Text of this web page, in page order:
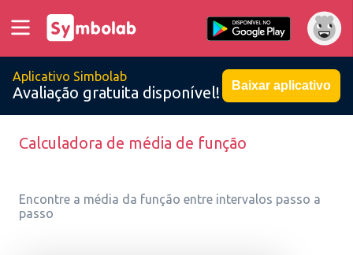
Aplicativo Simbolab
Avaliação gratuita disponível! Baixar aplicativo
Calculadora de média de função
Encontre a média da função entre intervalos passo a
passo